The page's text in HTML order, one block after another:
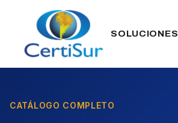
SOLUCIONES
CATÁLOGO COMPLETO